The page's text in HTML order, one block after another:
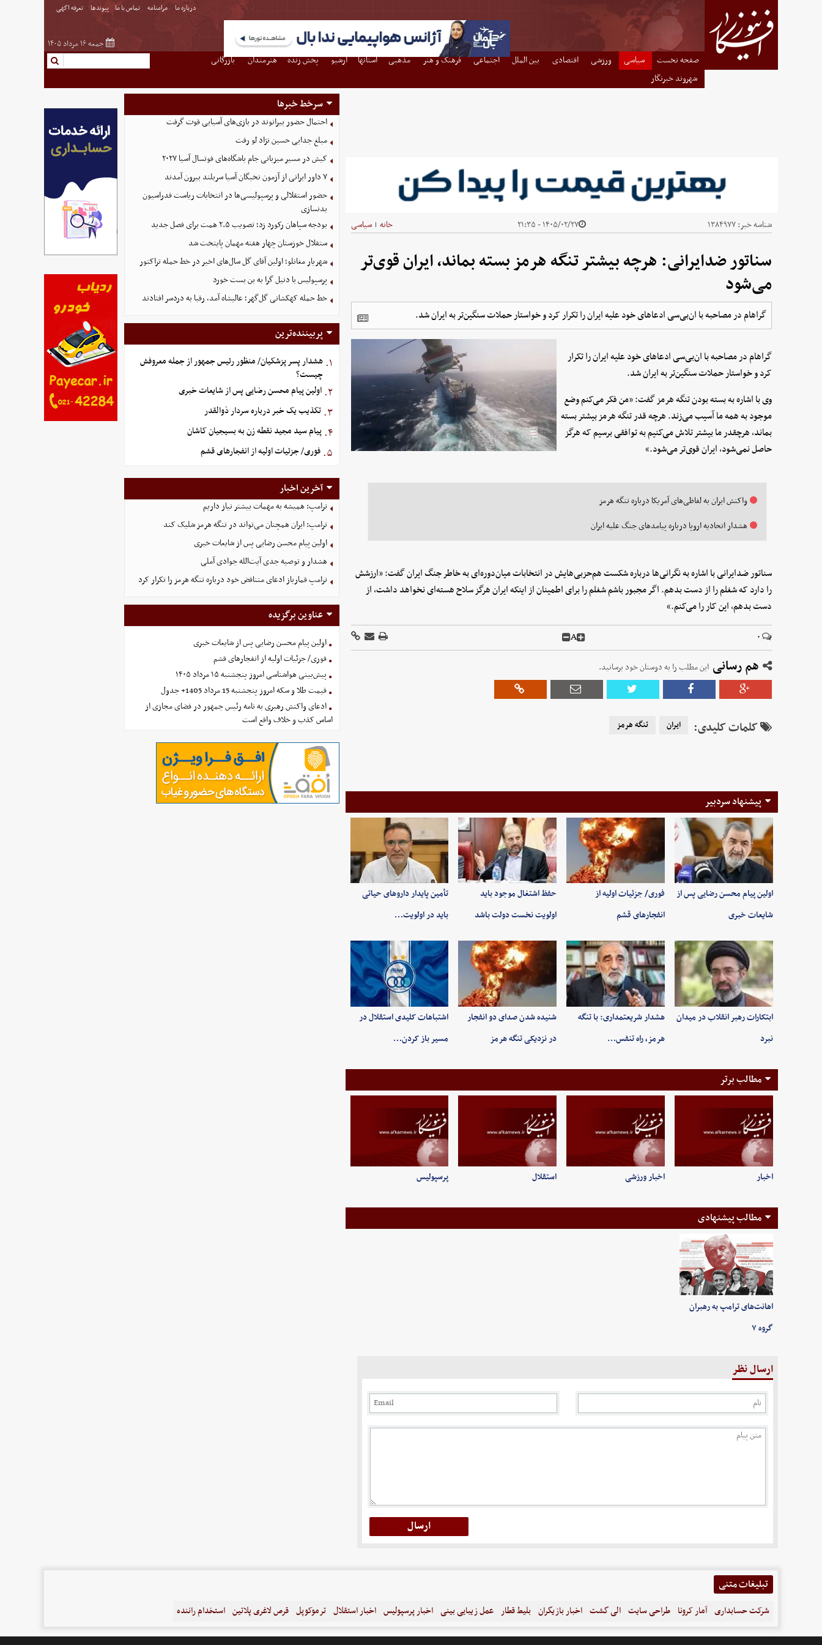
درباره ما مرامنامه تماس با ما پیوندها تعرفه اگهی
جمعه ۱۶ مرداد ۱۴۰۵
صفحه نخست سیاسی ورزشی اقتصادی بین الملل اجتماعی فرهنگ و هنر مذهبی استانها آرشیو پخش زنده هنرمندان
بازرگانی
شهروند خبرنگار
شناسه خبر:۱۳۸۴۹۷۷ ۱۴۰۵/۰۲/۲۷ - ۲۱:۳۵ خانه | سیاسی
سناتور ضدایرانی: هرچه بیشتر تنگه هرمز بسته بماند، ایران قوی‌تر
می‌شود
گراهام در مصاحبه با ان‌بی‌سی ادعاهای خود علیه ایران را تکرار کرد و خواستار حملات سنگین‌تر به ایران شد.
گراهام در مصاحبه با ان‌بی‌سی ادعاهای خود علیه ایران را تکرار
کرد و خواستار حملات سنگین‌تر به ایران شد.
وی با اشاره به بسته بودن تنگه هرمز گفت: «من فکر می‌کنم وضع
موجود به همه ما آسیب می‌زند. هرچه قدر تنگه هرمز بیشتر بسته
بماند، هرچقدر ما بیشتر تلاش می‌کنیم به توافقی برسیم که هرگز
حاصل نمی‌شود، ایران قوی‌تر می‌شود.»
واکنش ایران به لفاظی‌های آمریکا درباره تنگه هرمز
هشدار اتحادیه اروپا درباره پیامدهای جنگ علیه ایران
سناتور ضدایرانی با اشاره به نگرانی‌ها درباره شکست هم‌حزبی‌هایش در انتخابات میان‌دوره‌ای به خاطر جنگ ایران گفت: «ارزشش
را دارد که شغلم را از دست بدهم. اگر مجبور باشم شغلم را برای اطمینان از اینکه ایران هرگز سلاح هسته‌ای نخواهد داشت، از
دست بدهم، این کار را می‌کنم.»
۰ A
هم رسانی این مطلب را به دوستان خود برسانید.
کلمات کلیدی: ایران تنگه هرمز
پیشنهاد سردبیر
اولین پیام محسن رضایی پس از
شایعات خبری
فوری/ جزئیات اولیه از
انفجارهای قشم
حفظ اشتغال موجود باید
اولویت نخست دولت باشد
تأمین پایدار داروهای حیاتی
باید در اولویت…
ابتکارات رهبر انقلاب در میدان
نبرد
هشدار شریعتمداری: با تنگه
هرمز، راه تنفس…
شنیده شدن صدای دو انفجار
در نزدیکی تنگه هرمز
اشتباهات کلیدی استقلال در
مسیر باز کردن…
مطالب برتر
اخبار اخبار ورزشی استقلال پرسپولیس
مطالب پیشنهادی
اهانت‌های ترامپ به رهبران
گروه ۷
ارسال نظر
سرخط خبرها
احتمال حضور بیرانوند در بازی‌های آسیایی قوت گرفت
مبلغ جدایی حسین نژاد لو رفت
کیش در مسیر میزبانی جام باشگاه‌های فوتسال آسیا ۲۰۲۷
۷ داور ایرانی از آزمون نخبگان آسیا سربلند بیرون آمدند
حضور استقلالی و پرسپولیسی‌ها در انتخابات ریاست فدراسیون
بدنسازی
بودجه سپاهان رکورد زد؛ تصویب ۲.۵ همت برای فصل جدید
ستقلال خوزستان چهار هفته مهمان پایتخت شد
شهریار مغانلو؛ اولین آقای گل سال‌های اخیر در خط حمله تراکتور
پرسپولیس با دنیل گرا به بن بست خورد
خط حمله کهکشانی گل‌گهر؛ عالیشاه آمد، رقبا به دردسر افتادند
پربیننده‌ترین
۱. هشدار پسر پزشکیان/ منظور رئیس جمهور از جمله معروفش
چیست؟
۲. اولین پیام محسن رضایی پس از شایعات خبری
۳. تکذیب یک خبر درباره سردار ذوالقدر
۴. پیام سید مجید نقطه زن به بسیجیان کاشان
۵. فوری/ جزئیات اولیه از انفجارهای قشم
آخرین اخبار
ترامپ: همیشه به مهمات بیشتر نیاز داریم
ترامپ: ایران همچنان می‌تواند در تنگه هرمز شلیک کند
اولین پیام محسن رضایی پس از شایعات خبری
هشدار و توصیه جدی آیت‌الله جوادی آملی
ترامپ قمارباز ادعای متناقض خود درباره تنگه هرمز را تکرار کرد
عناوین برگزیده
اولین پیام محسن رضایی پس از شایعات خبری
فوری/ جزئیات اولیه از انفجارهای قشم
پیش‌بینی هواشناسی امروز پنجشنبه ۱۵ مرداد ۱۴۰۵
قیمت طلا و سکه امروز پنجشنبه 15 مرداد 1405+ جدول
ادعای واکنش رهبری به نامه رئیس جمهور در فضای مجازی از
اساس کذب و خلاف واقع است
تبلیغات متنی
شرکت حسابداری آمار کرونا طراحی سایت الی گشت اخبار بازیگران بلیط قطار عمل زیبایی بینی اخبار پرسپولیس اخبار استقلال ترموکوپل قرص لاغری پلاتین استخدام راننده